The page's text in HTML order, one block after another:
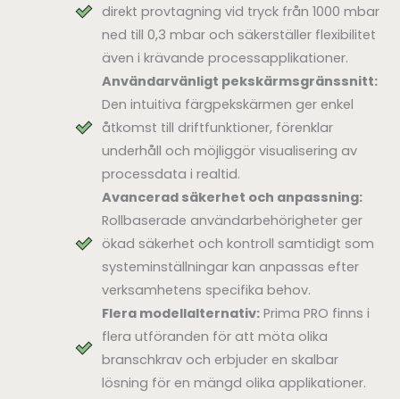
direkt provtagning vid tryck från 1000 mbar
ned till 0,3 mbar och säkerställer flexibilitet
även i krävande processapplikationer.
Användarvänligt pekskärmsgränssnitt:
Den intuitiva färgpekskärmen ger enkel
åtkomst till driftfunktioner, förenklar
underhåll och möjliggör visualisering av
processdata i realtid.
Avancerad säkerhet och anpassning:
Rollbaserade användarbehörigheter ger
ökad säkerhet och kontroll samtidigt som
systeminställningar kan anpassas efter
verksamhetens specifika behov.
Flera modellalternativ:Prima PRO finns i
flera utföranden för att möta olika
branschkrav och erbjuder en skalbar
lösning för en mängd olika applikationer.